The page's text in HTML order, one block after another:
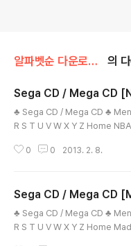
알파벳순 다운로드/Sega 의
Sega CD / Mega CD
♣ Sega CD / Mega CD ♣
R S T U V W X Y Z Home
st - San Francisco Vs Dallas /
이트 트랩 (언센서) - 북미판
..
0 0 2013. 2. 8.
Sega CD / Mega CD
♣ Sega CD / Mega CD ♣
R S T U V W X Y Z Home